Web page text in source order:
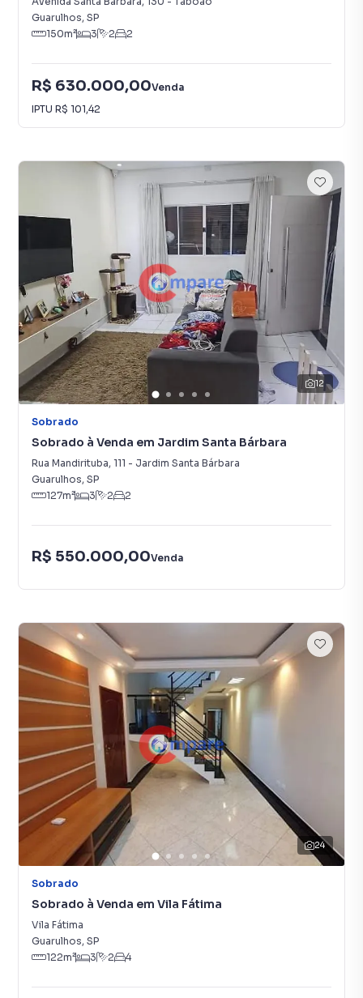
Guarulhos, SP
150m² 3 2 2
R$ 630.000,00Venda
IPTU R$ 101,42
12
Sobrado
Sobrado à Venda em Jardim Santa Bárbara
Rua Mandirituba, 111 - Jardim Santa Bárbara
Guarulhos, SP
127m² 3 2 2
R$ 550.000,00Venda
24
Sobrado
Sobrado à Venda em Vila Fátima
Vila Fátima
Guarulhos, SP
122m² 3 2 4